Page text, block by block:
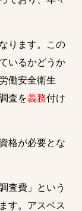
ります。この
いるかどうか
働安全衛生
査を義務付け
格が必要とな
査費」という
す。アスベス